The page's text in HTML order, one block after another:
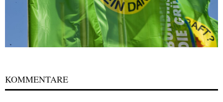
KOMMENTARE